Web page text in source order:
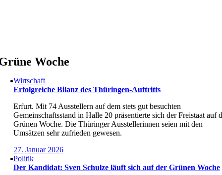
Woche
Wirtschaft
Erfolgreiche Bilanz des Thüringen-Auftritts
Erfurt. Mit 74 Ausstellern auf dem stets gut besuchten
Gemeinschaftsstand in Halle 20 präsentierte sich der Freistaat auf
Grünen Woche. Die Thüringer Ausstellerinnen seien mit den
Umsätzen sehr zufrieden gewesen.
27. Januar 2026
Politik
Der Kandidat: Sven Schulze läuft sich auf der Grünen Woche